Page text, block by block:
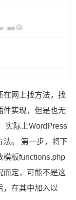
在网上找方法，找
件实现，但是也无
实际上WordPress
法。 第一步，将下
模板functions.php
而定，可能不是这
，在其中加入以